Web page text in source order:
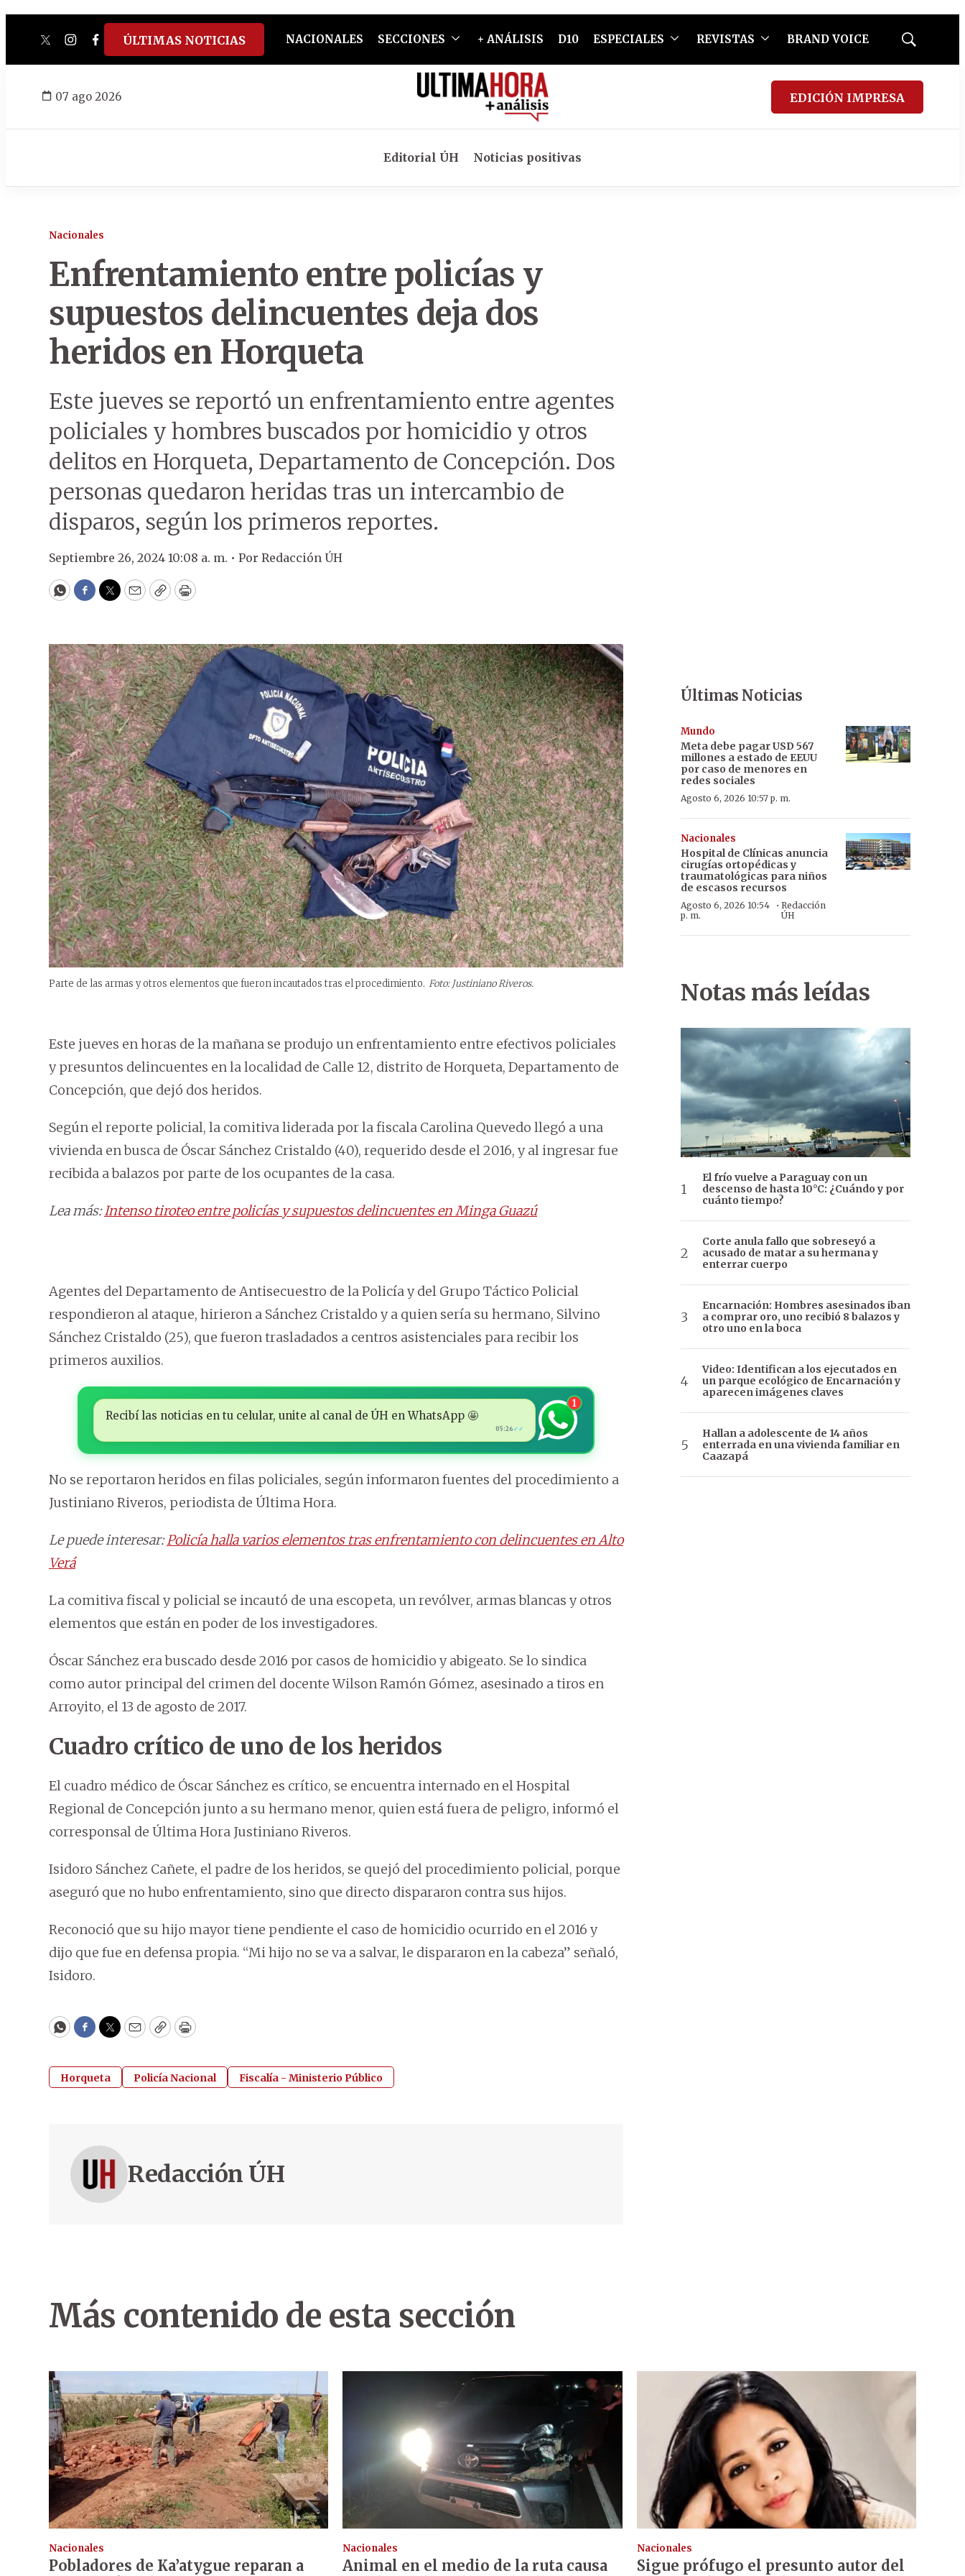
twitterinstagram
facebook
tiktokyoutube
spotify
ÚLTIMAS NOTICIAS NACIONALES SECCIONES + ANÁLISIS D10 ESPECIALES REVISTAS BRAND VOICE
Mostrar
07 ago 2026 EDICIÓN IMPRESA
Editorial ÚH Noticias positivas
Nacionales
Enfrentamiento entre policías y
supuestos delincuentes deja dos
heridos en Horqueta
Este jueves se reportó un enfrentamiento entre agentes
policiales y hombres buscados por homicidio y otros
delitos en Horqueta, Departamento de Concepción. Dos
personas quedaron heridas tras un intercambio de
disparos, según los primeros reportes.
Septiembre 26, 2024 10:08 a. m. • Por Redacción ÚH
WhatsApp
Facebook
Twitter
EmailCopyPrint
Parte de las armas y otros elementos que fueron incautados tras el procedimiento. Foto: Justiniano Riveros.
Este jueves en horas de la mañana se produjo un enfrentamiento entre efectivos policiales
y presuntos delincuentes en la localidad de Calle 12, distrito de Horqueta, Departamento de
Concepción, que dejó dos heridos.
Según el reporte policial, la comitiva liderada por la fiscala Carolina Quevedo llegó a una
vivienda en busca de Óscar Sánchez Cristaldo (40), requerido desde el 2016, y al ingresar fue
recibida a balazos por parte de los ocupantes de la casa.
Lea más:Intenso tiroteo entre policías y supuestos delincuentes en Minga Guazú
Agentes del Departamento de Antisecuestro de la Policía y del Grupo Táctico Policial
respondieron al ataque, hirieron a Sánchez Cristaldo y a quien sería su hermano, Silvino
Sánchez Cristaldo (25), que fueron trasladados a centros asistenciales para recibir los
primeros auxilios.
Recibí las noticias en tu celular, unite al canal de ÚH en WhatsApp 🤩
05:26 ✓✓
1
No se reportaron heridos en filas policiales, según informaron fuentes del procedimiento a
Justiniano Riveros, periodista de Última Hora.
Le puede interesar:Policía halla varios elementos tras enfrentamiento con delincuentes en Alto
Verá
La comitiva fiscal y policial se incautó de una escopeta, un revólver, armas blancas y otros
elementos que están en poder de los investigadores.
Óscar Sánchez era buscado desde 2016 por casos de homicidio y abigeato. Se lo sindica
como autor principal del crimen del docente Wilson Ramón Gómez, asesinado a tiros en
Arroyito, el 13 de agosto de 2017.
Cuadro crítico de uno de los heridos
El cuadro médico de Óscar Sánchez es crítico, se encuentra internado en el Hospital
Regional de Concepción junto a su hermano menor, quien está fuera de peligro, informó el
corresponsal de Última Hora Justiniano Riveros.
Isidoro Sánchez Cañete, el padre de los heridos, se quejó del procedimiento policial, porque
aseguró que no hubo enfrentamiento, sino que directo dispararon contra sus hijos.
Reconoció que su hijo mayor tiene pendiente el caso de homicidio ocurrido en el 2016 y
dijo que fue en defensa propia. “Mi hijo no se va a salvar, le dispararon en la cabeza” señaló,
Isidoro.
WhatsApp
Facebook
Twitter
EmailCopyPrint
Horqueta Policía Nacional Fiscalía - Ministerio Público
Redacción ÚH
Últimas Noticias
Mundo
Meta debe pagar USD 567
millones a estado de EEUU
por caso de menores en
redes sociales
Agosto 6, 2026 10:57 p. m.
Nacionales
Hospital de Clínicas anuncia
cirugías ortopédicas y
traumatológicas para niños
de escasos recursos
Agosto 6, 2026 10:54
p. m.
· Redacción
ÚH
Notas más leídas
El frío vuelve a Paraguay con un
descenso de hasta 10°C: ¿Cuándo y por
cuánto tiempo?
Corte anula fallo que sobreseyó a
acusado de matar a su hermana y
enterrar cuerpo
Encarnación: Hombres asesinados iban
a comprar oro, uno recibió 8 balazos y
otro uno en la boca
Video: Identifican a los ejecutados en
un parque ecológico de Encarnación y
aparecen imágenes claves
Hallan a adolescente de 14 años
enterrada en una vivienda familiar en
Caazapá
Más contenido de esta sección
Nacionales
Pobladores de Ka’atygue reparan a
Nacionales
Animal en el medio de la ruta causa
Nacionales
Sigue prófugo el presunto autor del